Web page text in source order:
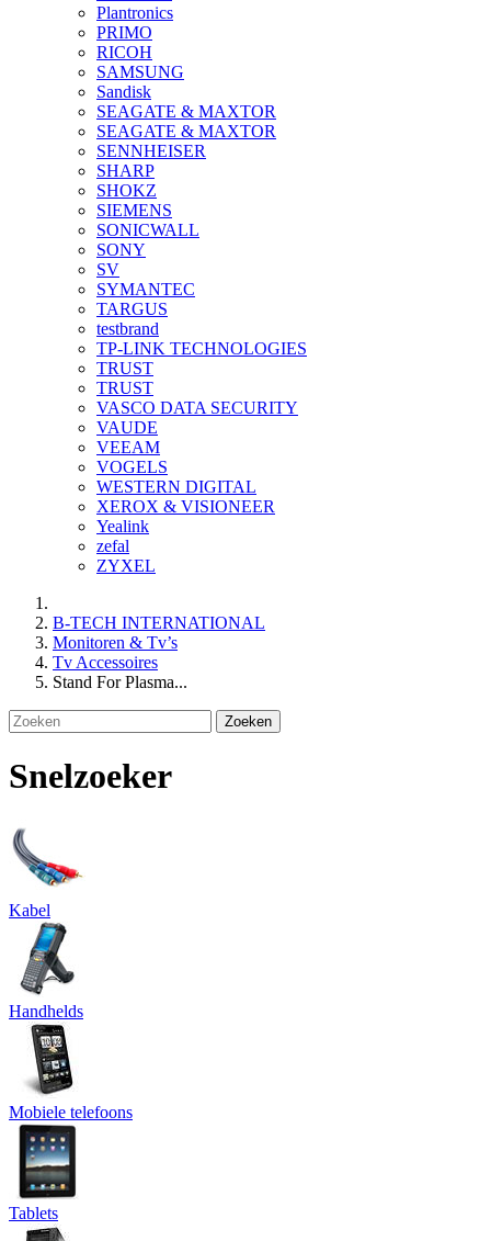
Plantronics
PRIMO
RICOH
SAMSUNG
Sandisk
SEAGATE & MAXTOR
SEAGATE & MAXTOR
SENNHEISER
SHARP
SHOKZ
SIEMENS
SONICWALL
SONY
SV
SYMANTEC
TARGUS
testbrand
TP-LINK TECHNOLOGIES
TRUST
TRUST
VASCO DATA SECURITY
VAUDE
VEEAM
VOGELS
WESTERN DIGITAL
XEROX & VISIONEER
Yealink
zefal
ZYXEL
B-TECH INTERNATIONAL
Monitoren & Tv’s
Tv Accessoires
Stand For Plasma...
Zoeken
Snelzoeker
Kabel
Handhelds
Mobiele telefoons
Tablets